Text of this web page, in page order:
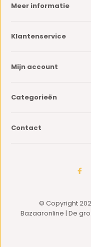
Meer informatie
Klantenservice
Mijn account
Categorieën
Contact
© Copyright
Bazaaronline | De